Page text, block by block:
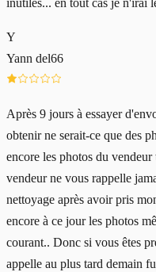
inutiles... en tout cas je n'irai
Y
Yann del66
Après 9 jours à essayer
obtenir ne serait-ce que des
encore les photos du
vendeur ne vous rappelle
nettoyage après avoir pris
encore à ce jour les photos
courant.. Donc si vous êtes
appelle au plus tard demain